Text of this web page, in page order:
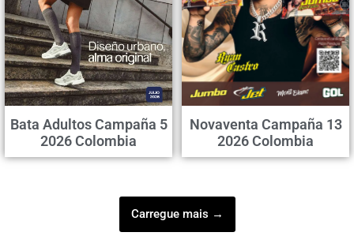
Bata Adultos Campaña 5
2026 Colombia
Novaventa Campaña 13
2026 Colombia
Carregue mais →